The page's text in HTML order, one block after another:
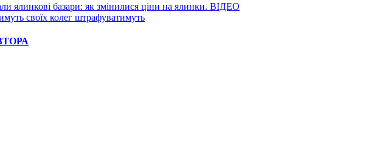
ялинкові базари: як змінилися ціни на ялинки. ВІДЕО
своїх колег штрафуватимуть